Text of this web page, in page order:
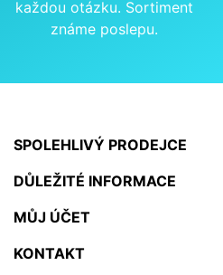
každou otázku. Sortiment
známe poslepu.
SPOLEHLIVÝ PRODEJCE
DŮLEŽITÉ INFORMACE
MŮJ ÚČET
KONTAKT